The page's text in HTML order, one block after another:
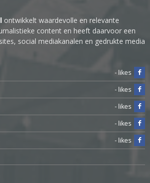
ontwikkelt waardevolle en relevante
content en heeft daarvoor een
social mediakanalen en gedrukte media
- likes
- likes
- likes
- likes
- likes